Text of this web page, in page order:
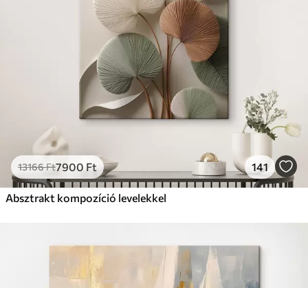
13166Ft7900 Ft 141
Absztrakt kompozíció levelekkel